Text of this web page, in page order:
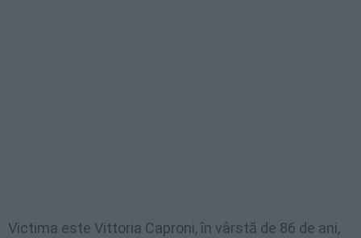
Victima este Vittoria Caproni, în vârstă de 86 de ani,